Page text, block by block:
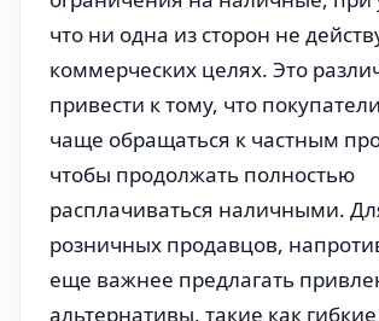
что ни одна из сторон не
коммерческих целях. Это
привести к тому, что
чаще обращаться к частным
чтобы продолжать полностью
расплачиваться наличными.
розничных продавцов,
еще важнее предлагать
альтернативы, такие как